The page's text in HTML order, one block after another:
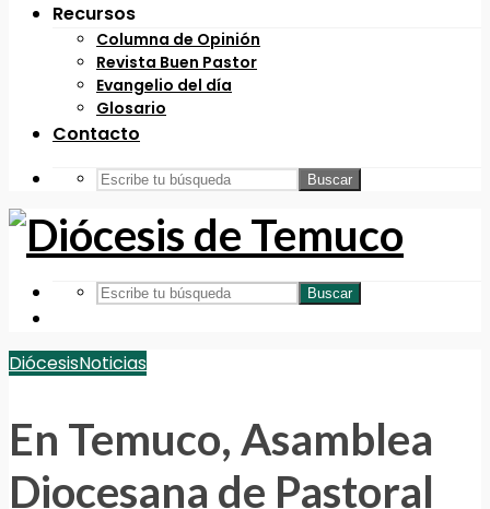
Recursos
Columna de Opinión
Revista Buen Pastor
Evangelio del día
Glosario
Contacto
Buscar
Buscar
DiócesisNoticias
En Temuco, Asamblea
Diocesana de Pastoral